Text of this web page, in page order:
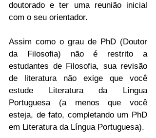
doutorado e ter uma reunião inicial
com o seu orientador.
Assim como o grau de PhD (Doutor
da Filosofia) não é restrito a
estudantes de Filosofia, sua revisão
de literatura não exige que você
estude Literatura da Língua
Portuguesa (a menos que você
esteja, de fato, completando um PhD
em Literatura da Língua Portuguesa).